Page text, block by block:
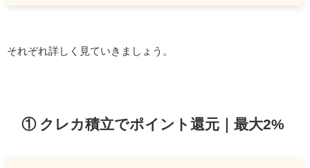
それぞれ詳しく見ていきましょう。
① クレカ積立でポイント還元｜最大2%